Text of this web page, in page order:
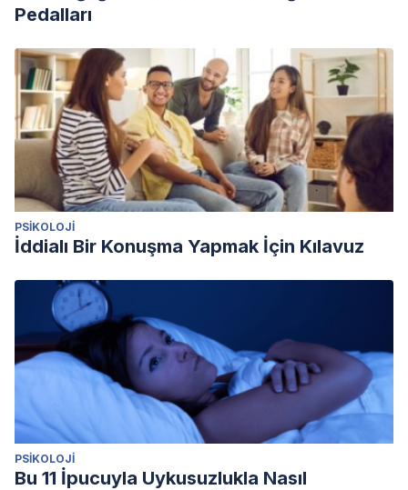
Pedalları
PSIKOLOJI
İddialı Bir Konuşma Yapmak İçin Kılavuz
PSIKOLOJI
Bu 11 İpucuyla Uykusuzlukla Nasıl